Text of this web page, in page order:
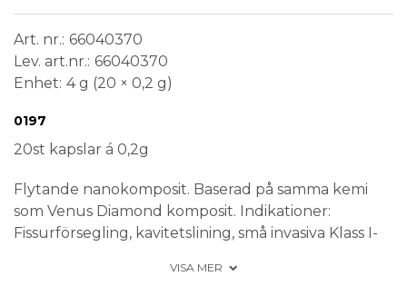
Art. nr. 66040370
Lev. art.nr. 66040370
Enhet 4 g (20 × 0,2 g)
Medical Device
0197
20st kapslar á 0,2g
Flytande nanokomposit. Baserad på samma kemi
som Venus Diamond komposit. Indikationer:
Fissurförsegling, kavitetslining, små invasiva Klass I-
splinting av mobila tänder. Finns i 12 färger.
VISA MER